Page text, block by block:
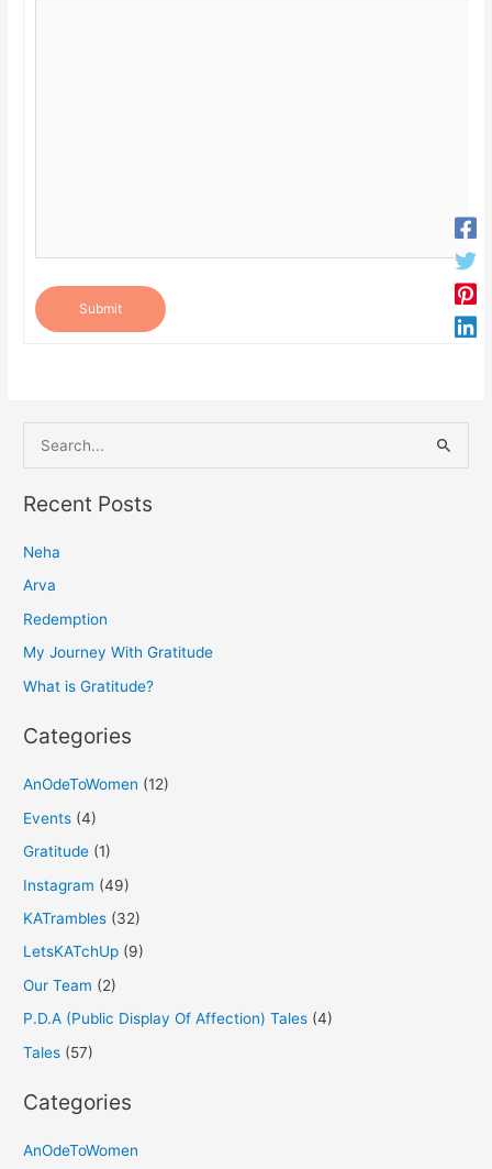
Submit
e
a
c
h
f
o
Recent Posts
Neha
Arva
Redemption
My Journey With Gratitude
What is Gratitude?
Categories
AnOdeToWomen (12)
Events (4)
Gratitude (1)
Instagram (49)
KATrambles (32)
LetsKATchUp (9)
Our Team (2)
P.D.A (Public Display Of Affection) Tales (4)
Tales (57)
Categories
AnOdeToWomen